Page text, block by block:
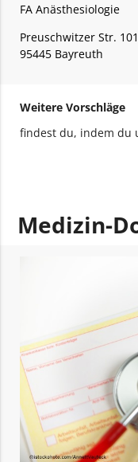
FA Anästhesiologie
Preuschwitzer Str. 101
95445 Bayreuth
Weitere Vorschläge
findest du, indem du
Medizin-